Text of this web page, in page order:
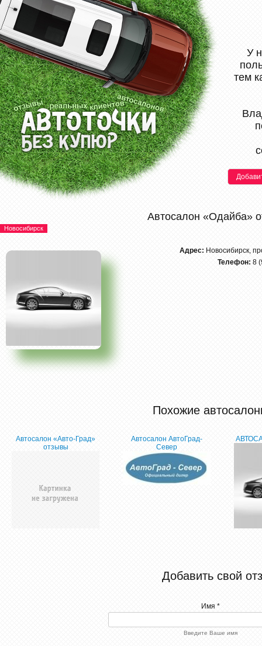
У
тем
Автосалон «Одайба»
Новосибирск
Адрес: Новосибирск,
Телефон: 8
Похожие
Автосалон «Авто-Град»
отзывы
Автосалон АвтоГрад-
Север
Добавить свой
Имя *
Введите Ваше имя